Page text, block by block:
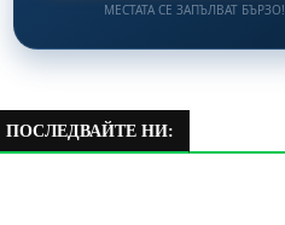
МЕСТАТА СЕ ЗАПЪЛВАТ БЪРЗО!
ПОСЛЕДВАЙТЕ НИ: